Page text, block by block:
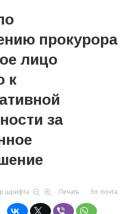
прокурора
лицо
к
за
шрифта
Печать Эл. почта